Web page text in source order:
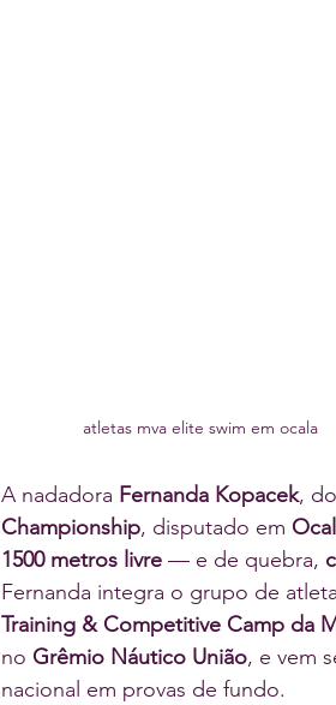
atletas mva elite swim em ocala
A nadadora Fernanda Kopacek, do
Championship, disputado em
1500 metros livre — e de quebra,
Fernanda integra o grupo de
Training & Competitive Camp da
no Grêmio Náutico União, e vem
nacional em provas de fundo.